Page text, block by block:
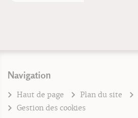
Navigation
Haut de page Plan du site
Gestion des cookies